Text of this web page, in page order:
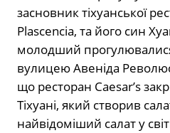
засновник тіхуанської
Plascencia, та його син
молодший
вулицею Авеніда
що ресторан Caesar’s
Тіхуані, який створив
найвідоміший салат у